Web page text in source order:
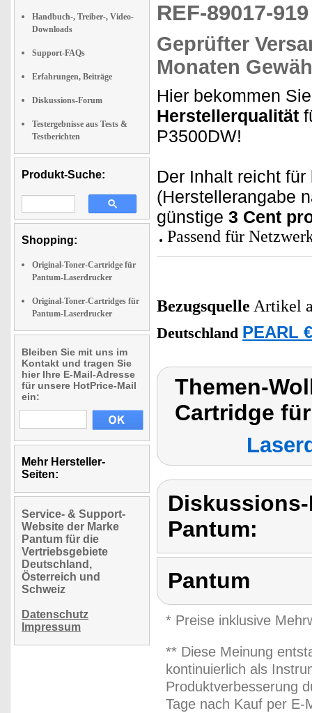
Handbuch-, Treiber-, Video-
Downloads
Support-FAQs
Erfahrungen, Beiträge
Diskussions-Forum
Testergebnisse aus Tests &
Testberichten
Produkt-Suche:
Shopping:
Original-Toner-Cartridge für
Pantum-Laserdrucker
Original-Toner-Cartridges für
Pantum-Laserdrucker
Bleiben Sie mit uns im
Kontakt und tragen Sie
hier Ihre E-Mail-Adresse
für unsere HotPrice-Mail
ein:
Mehr Hersteller-
Seiten:
Service- & Support-
Website der Marke
Pantum für die
Vertriebsgebiete
Deutschland,
Österreich und
Schweiz
Datenschutz
Impressum
REF-89017-
Geprüfter
Monaten
Hier bekommen
Herstellerqualität
P3500DW!
Der Inhalt reicht
(Herstellerangabe
günstige 3 Cent
Passend für
Bezugsquelle Artikel
Deutschland PEARL
Themen-
Cartridge
Pantum:
Pantum
* Preise inklusive
** Diese Meinung
kontinuierlich als
Produktverbesserung
Tage nach Kauf per E-